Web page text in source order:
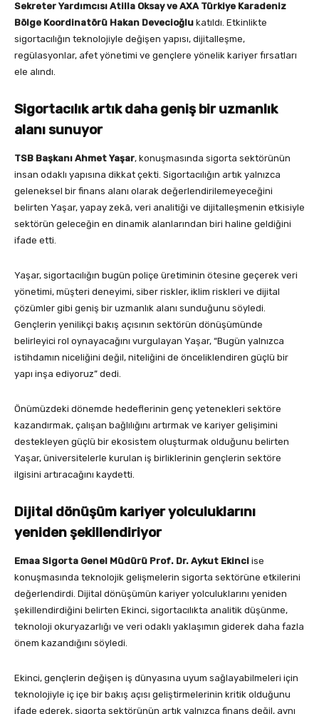
Sekreter Yardımcısı Atilla Oksay ve AXA Türkiye Karadeniz
Bölge Koordinatörü Hakan Devecioğlu katıldı. Etkinlikte
sigortacılığın teknolojiyle değişen yapısı, dijitalleşme,
regülasyonlar, afet yönetimi ve gençlere yönelik kariyer fırsatları
ele alındı.
Sigortacılık artık daha geniş bir uzmanlık
alanı sunuyor
TSB Başkanı Ahmet Yaşar, konuşmasında sigorta sektörünün
insan odaklı yapısına dikkat çekti. Sigortacılığın artık yalnızca
geleneksel bir finans alanı olarak değerlendirilemeyeceğini
belirten Yaşar, yapay zekâ, veri analitiği ve dijitalleşmenin etkisiyle
sektörün geleceğin en dinamik alanlarından biri haline geldiğini
ifade etti.
Yaşar, sigortacılığın bugün poliçe üretiminin ötesine geçerek veri
yönetimi, müşteri deneyimi, siber riskler, iklim riskleri ve dijital
çözümler gibi geniş bir uzmanlık alanı sunduğunu söyledi.
Gençlerin yenilikçi bakış açısının sektörün dönüşümünde
belirleyici rol oynayacağını vurgulayan Yaşar, “Bugün yalnızca
istihdamın niceliğini değil, niteliğini de önceliklendiren güçlü bir
yapı inşa ediyoruz” dedi.
Önümüzdeki dönemde hedeflerinin genç yetenekleri sektöre
kazandırmak, çalışan bağlılığını artırmak ve kariyer gelişimini
destekleyen güçlü bir ekosistem oluşturmak olduğunu belirten
Yaşar, üniversitelerle kurulan iş birliklerinin gençlerin sektöre
ilgisini artıracağını kaydetti.
Dijital dönüşüm kariyer yolculuklarını
yeniden şekillendiriyor
Emaa Sigorta Genel Müdürü Prof. Dr. Aykut Ekinci ise
konuşmasında teknolojik gelişmelerin sigorta sektörüne etkilerini
değerlendirdi. Dijital dönüşümün kariyer yolculuklarını yeniden
şekillendirdiğini belirten Ekinci, sigortacılıkta analitik düşünme,
teknoloji okuryazarlığı ve veri odaklı yaklaşımın giderek daha fazla
önem kazandığını söyledi.
Ekinci, gençlerin değişen iş dünyasına uyum sağlayabilmeleri için
teknolojiyle iç içe bir bakış açısı geliştirmelerinin kritik olduğunu
ifade ederek, sigorta sektörünün artık yalnızca finans değil, aynı